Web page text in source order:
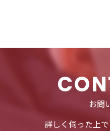
お問
詳しく伺った上